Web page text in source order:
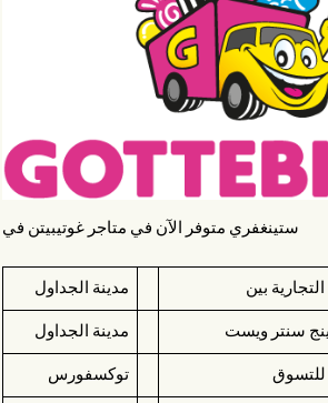
ستينغفري متوفر الآن في متاجر غوتيبيتن في
بين مدينة الجداول
سنتر ويست مدينة الجداول
توكسفورس